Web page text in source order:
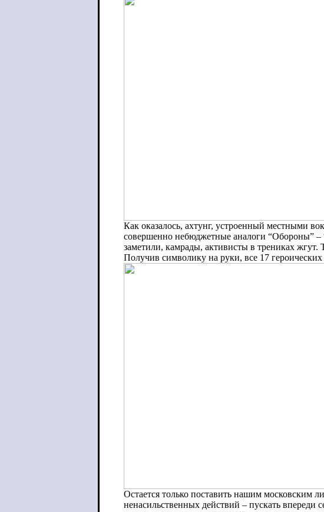
Как оказалось, ахтунг, устроенный местными
совершенно небюджетные аналоги “Обороны”
заметили, камрады, активисты в трениках жгут.
Получив символику на руки, все 17
Остается только поставить нашим московским
ненасильственных действий – пускать